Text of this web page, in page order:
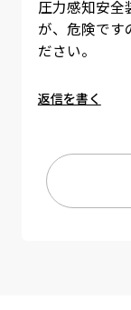
圧力感知安全
が、危険です
ださい。
返信を書く